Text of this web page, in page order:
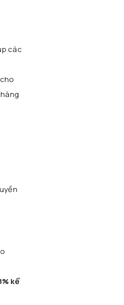
các
kể